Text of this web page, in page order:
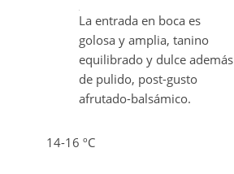
La entrada en boca es
golosa y amplia, tanino
equilibrado y dulce además
de pulido, post-gusto
afrutado-balsámico.
14-16 ºC